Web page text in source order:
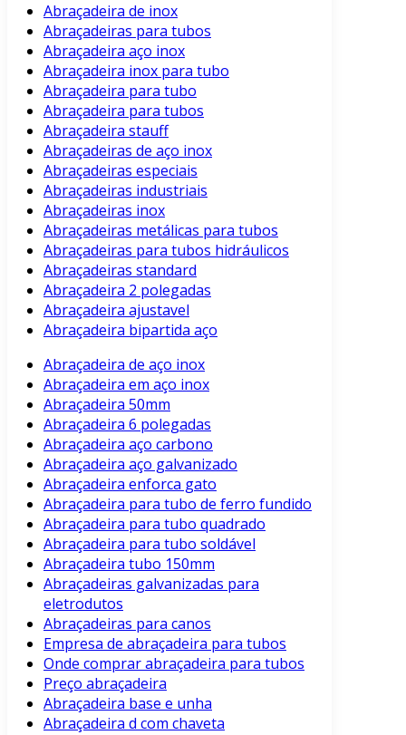
Abraçadeira de inox
Abraçadeiras para tubos
Abraçadeira aço inox
Abraçadeira inox para tubo
Abraçadeira para tubo
Abraçadeira para tubos
Abraçadeira stauff
Abraçadeiras de aço inox
Abraçadeiras especiais
Abraçadeiras industriais
Abraçadeiras inox
Abraçadeiras metálicas para tubos
Abraçadeiras para tubos hidráulicos
Abraçadeiras standard
Abraçadeira 2 polegadas
Abraçadeira ajustavel
Abraçadeira bipartida aço
Abraçadeira de aço inox
Abraçadeira em aço inox
Abraçadeira 50mm
Abraçadeira 6 polegadas
Abraçadeira aço carbono
Abraçadeira aço galvanizado
Abraçadeira enforca gato
Abraçadeira para tubo de ferro fundido
Abraçadeira para tubo quadrado
Abraçadeira para tubo soldável
Abraçadeira tubo 150mm
Abraçadeiras galvanizadas para
eletrodutos
Abraçadeiras para canos
Empresa de abraçadeira para tubos
Onde comprar abraçadeira para tubos
Preço abraçadeira
Abraçadeira base e unha
Abraçadeira d com chaveta